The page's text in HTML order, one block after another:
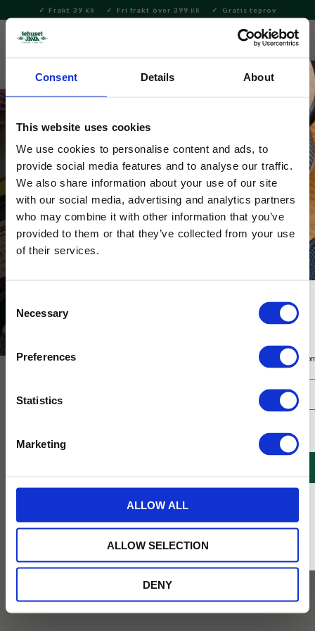
Consent Details About
This website uses cookies
We use cookies to personalise content and ads, to
provide social media features and to analyse our traffic.
We also share information about your use of our site
with our social media, advertising and analytics partners
who may combine it with other information that you’ve
provided to them or that they’ve collected from your use
of their services.
Selection
Necessary
Preferences
Statistics
Marketing
ALLOW ALL
ALLOW SELECTION
DENY
Meny
Frakt 39 KR Fri frakt över 399 KR Gratis teprov
Sydamerikansk tekultur
Sydamerikas mest kända tedryck är Yerba Mate! Vi
har allt du behöver för att brygga dig den berömda
drycken precis som du själv vill ha den.
Äppeldröm tepåsar 16st
Rooibos med smak av friska äpplen
kvällen. 16 pyramidtepåsar. Stig
119KR
NYHET
Äppeldröm rooibos
presentförpackad 80g
och fruktig apelsin, perfekt att dricka på
Lindbergs mönster Pall ritades 1963.
129KR
Få 10% rabatt på ditt första köp på nätet och ta del av erbjudanden året
* Rabatten gäller endast online på Tehusetjava.se. Rabatten fungerar endast på